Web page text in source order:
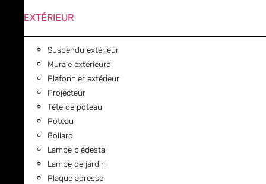
EXTÉRIEUR
Suspendu extérieur
Murale extérieure
Plafonnier extérieur
Projecteur
Tête de poteau
Poteau
Bollard
Lampe piédestal
Lampe de jardin
Plaque adresse